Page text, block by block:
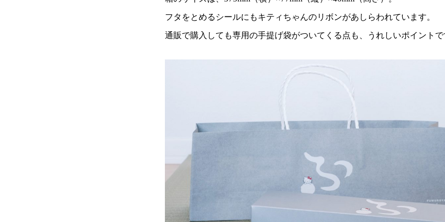
フタをとめるシールにもキティちゃんのリボンがあしらわれています。
通販で購入しても専用の手提げ袋がついてくる点も、うれしいポイント